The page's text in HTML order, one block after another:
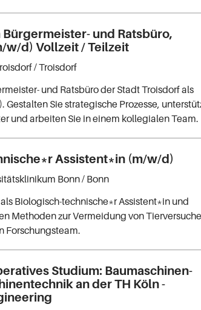
und Ratsbüro,
w/d) Vollzeit / Teilzeit
/ Troisdorf
und Ratsbüro der Stadt Troisdorf als
Sie strategische Prozesse,
und arbeiten Sie in einem kollegialen Team.
Assistent*in (m/w/d)
Bonn/ Bonn
Biologisch-technische*r Assistent*in und
Methoden zur Vermeidung von
Forschungsteam.
Studium: Baumaschinen-
an der TH Köln -